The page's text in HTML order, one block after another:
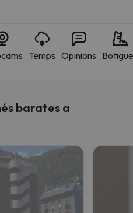
Temps Opinions
barates a